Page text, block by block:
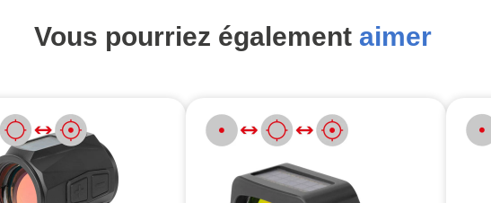
Vous pourriez également aimer